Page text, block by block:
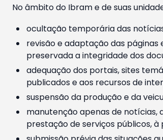
No âmbito do Ibram e de suas
ocultação temporária das
revisão e adaptação das
preservada a integridade dos
adequação dos portais, sites
publicados e aos recursos de
suspensão da produção e da
manutenção apenas de notícias,
prestação de serviços públicos,